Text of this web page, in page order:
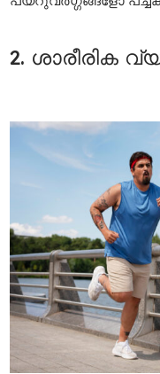
2. ശാരീരിക